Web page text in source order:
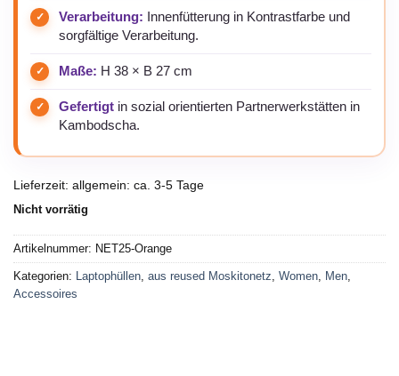
Verarbeitung: Innenfütterung in Kontrastfarbe und
sorgfältige Verarbeitung.
Maße: H 38 × B 27 cm
Gefertigt in sozial orientierten Partnerwerkstätten in
Kambodscha.
Lieferzeit: allgemein: ca. 3-5 Tage
Nicht vorrätig
Artikelnummer: NET25-Orange
Kategorien: Laptophüllen, aus reused Moskitonetz, Women, Men,
Accessoires